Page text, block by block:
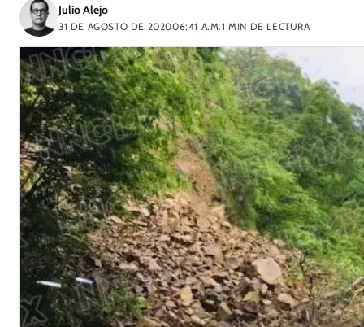
Julio Alejo
31 DE AGOSTO DE 202006:41 A.M.1 MIN DE LECTURA